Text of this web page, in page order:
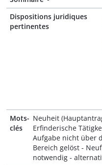
Dispositions juridiques
pertinentes
Mots-
clés
Neuheit
Erfinderische
Aufgabe nicht über
Bereich gelöst -
notwendig -